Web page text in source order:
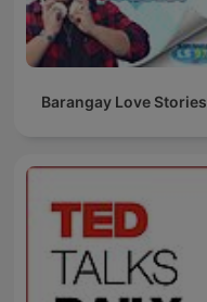
Barangay Love Stories